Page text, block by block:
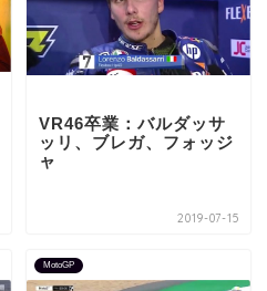
VR46卒業：バルダッサ
ッリ、ブレガ、フォッジ
ャ
2019-07-15
MotoGP